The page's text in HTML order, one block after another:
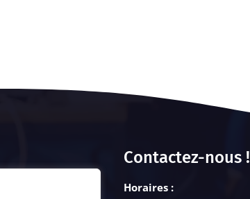
Contactez-nous !
Horaires :